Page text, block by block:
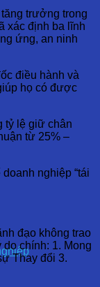
trưởng trong
xác định ba lĩnh
ứng, an ninh
điều hành và
họ có được
tỷ lệ giữ chân
từ 25% –
nghiệp “tái
đạo không trao
chính: 1. Mong
Thay đổi 3.